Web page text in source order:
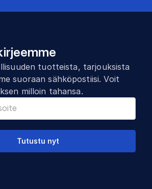
tuotteista, tarjouksista
suoraan sähköpostiisi. Voit
milloin tahansa.
Tutustu nyt